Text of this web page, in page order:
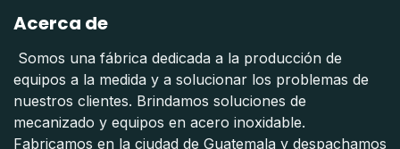
Acerca de
Somos una fábrica dedicada a la producción de
equipos a la medida y a solucionar los problemas de
nuestros clientes. Brindamos soluciones de
mecanizado y equipos en acero inoxidable.
Fabricamos en la ciudad de Guatemala y despachamos